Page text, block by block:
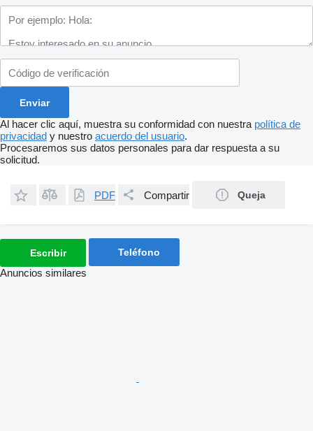
Al hacer clic aquí, muestra su conformidad con nuestra política de
privacidad y nuestro acuerdo del usuario.
Procesaremos sus datos personales para dar respuesta a su
solicitud.
PDF Compartir Queja
Escribir Teléfono
Anuncios similares